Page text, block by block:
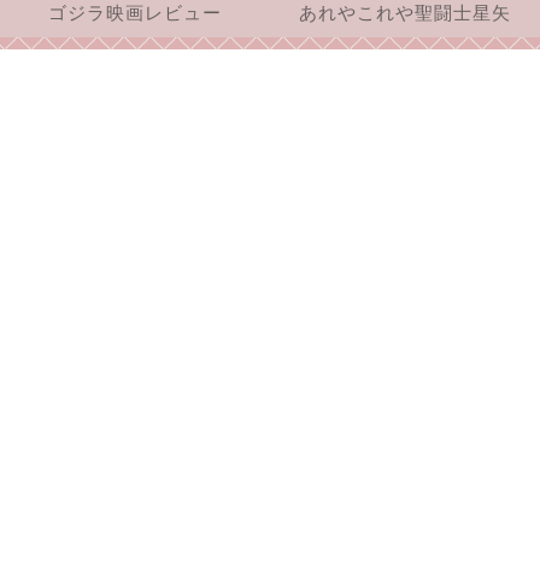
ゴジラ映画レビュー あれやこれや聖闘士星矢